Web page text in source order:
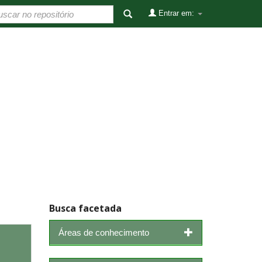
Entrar em:
Busca facetada
Áreas de conhecimento